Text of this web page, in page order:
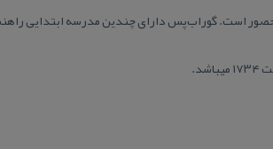
است. گوراب‌پس دارای چندین مدرسه ابتدایی